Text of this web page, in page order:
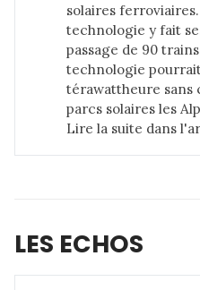
solaires
technologie y fait
passage de 90
technologie
térawattheure sans
parcs solaires les
Lire la suite dans
LES ECHOS